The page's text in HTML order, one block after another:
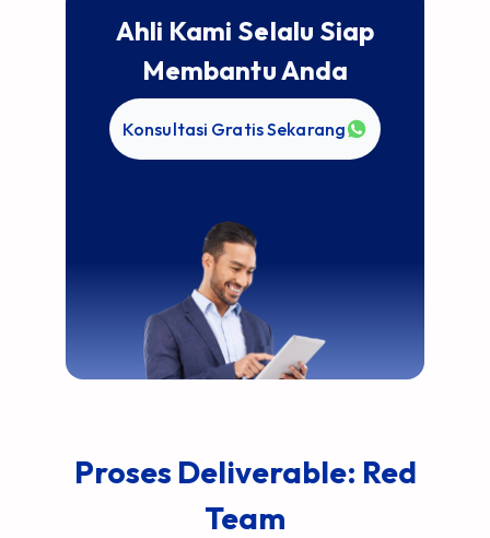
Ahli Kami Selalu Siap
Membantu Anda
Konsultasi Gratis Sekarang
Proses Deliverable: Red
Team